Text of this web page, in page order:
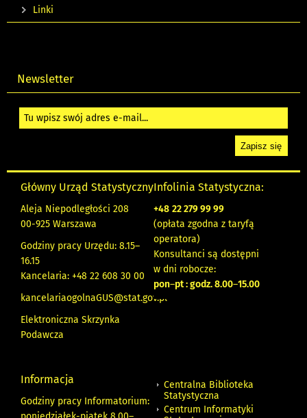
Linki
Newsletter
Główny Urząd Statystyczny
Aleja Niepodległości 208
00-925 Warszawa
Godziny pracy Urzędu: 8.15–
16.15
Kancelaria: +48 22 608 30 00
kancelariaogolnaGUS@stat.gov.pl
Elektroniczna Skrzynka
Podawcza
Infolinia Statystyczna:
+48 22 279 99 99
(opłata zgodna z taryfą
operatora)
Konsultanci są dostępni
w dni robocze:
pon–pt : godz. 8.00–15.00
Informacja
Godziny pracy Informatorium:
Centralna Biblioteka
Statystyczna
Centrum Informatyki